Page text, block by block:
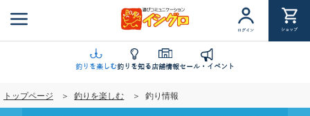
ン
ログイン ショップ
釣りを楽しむ釣りを知る店舗情報セール・イベント
トップページ 釣りを楽しむ 釣り情報